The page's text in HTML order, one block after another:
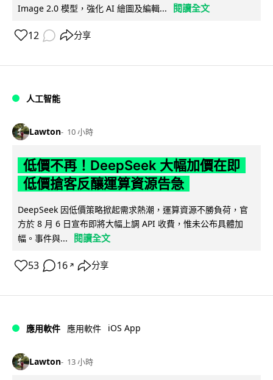
Image 2.0 模型，強化 AI 繪圖及編輯...
閱讀全文
12 分享
人工智能
Lawton 10 小時
低價不再！DeepSeek 大幅加價在即
低價搶客反釀運算資源告急
DeepSeek 因低價策略掀起需求熱潮，運算資源不勝負荷，官
方於 8 月 6 日宣布即將大幅上調 API 收費，惟未公布具體加
幅。事件與...
閱讀全文
53 16 ↗ 分享
應用軟件 應用軟件 iOS App
Lawton 13 小時